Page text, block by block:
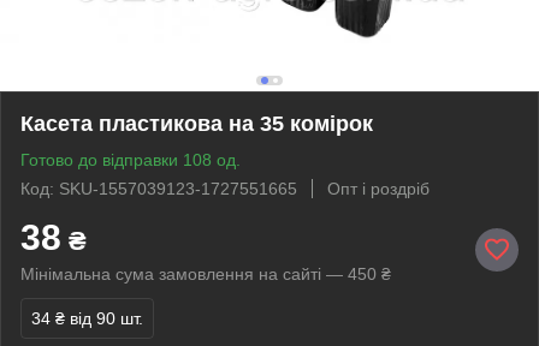
Касета пластикова на 35 комірок
Готово до відправки 108 од.
Код: SKU-1557039123-1727551665
Опт і роздріб
38 ₴
Мінімальна сума замовлення на сайті — 450 ₴
34 ₴ від 90 шт.